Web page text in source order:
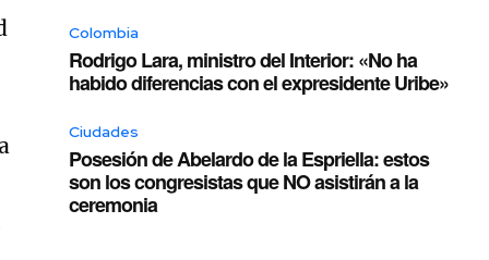
Colombia
Rodrigo Lara, ministro del Interior: «No ha
habido diferencias con el expresidente Uribe»
Ciudades
Posesión de Abelardo de la Espriella: estos
son los congresistas que NO asistirán a la
ceremonia